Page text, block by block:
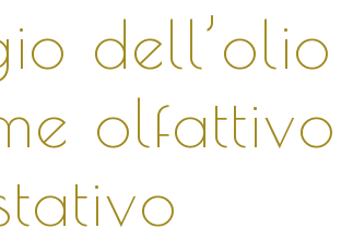
dell’olio
olfattivo